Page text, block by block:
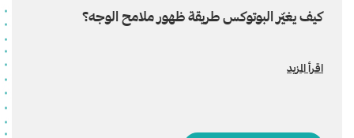
كيف يغيّر البوتوكس طريقة ظهور ملامح الوجه؟
اقرأ المزيد